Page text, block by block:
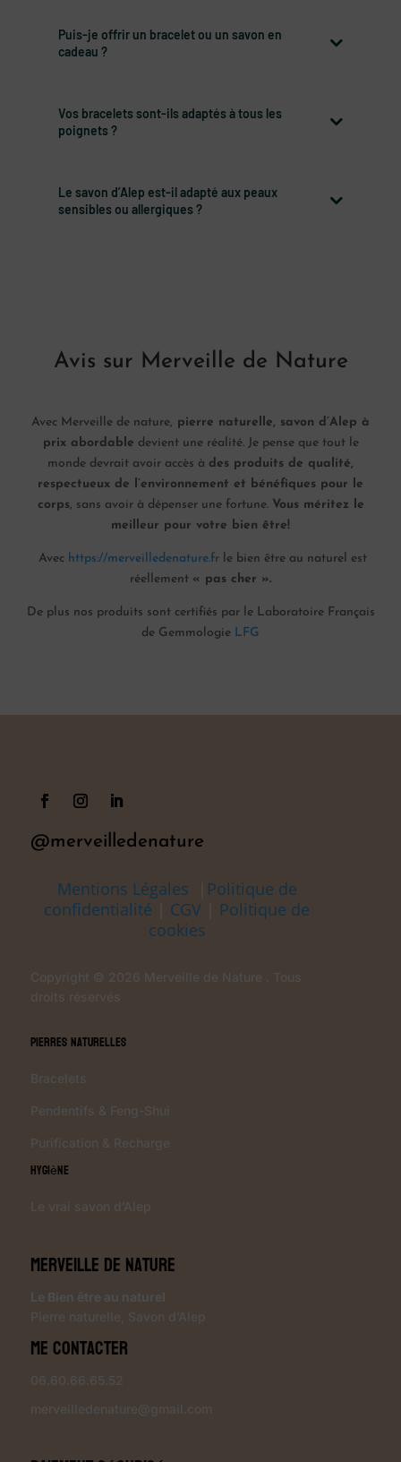
Puis-je offrir un bracelet ou un savon en
cadeau ?
Vos bracelets sont-ils adaptés à tous les
poignets ?
Le savon d’Alep est-il adapté aux peaux
sensibles ou allergiques ?
Avis sur Merveille de Nature
Avec Merveille de nature, pierre naturelle, savon d’Alep à
prix abordable devient une réalité. Je pense que tout le
monde devrait avoir accès à des produits de qualité,
respectueux de l’environnement et bénéfiques pour le
corps, sans avoir à dépenser une fortune. Vous méritez le
meilleur pour votre bien être!
Avec https://merveilledenature.frle bien être au naturel est
réellement « pas cher ».
De plus nos produits sont certifiés par le Laboratoire Français
de Gemmologie LFG
@merveilledenature
Mentions Légales
Politique de
confidentialité
CGV
Politique de
cookies
Copyright © 2026 Merveille de Nature . Tous
droits réservés
Pierres Naturelles
Bracelets
Pendentifs & Feng-Shui
Purification & Recharge
Hygiène
Le vrai savon d’Alep
Merveille de Nature
Le Bien être au naturel
Pierre naturelle Savon d’Alep
Me contacter
06.60.66.65.52
merveilledenature@gmail.com